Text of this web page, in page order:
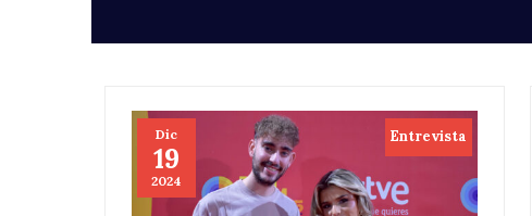
Dic
19
2024
Entrevista